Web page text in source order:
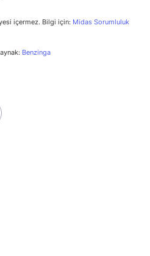
içermez. Bilgi için: Midas Sorumluluk
Benzinga